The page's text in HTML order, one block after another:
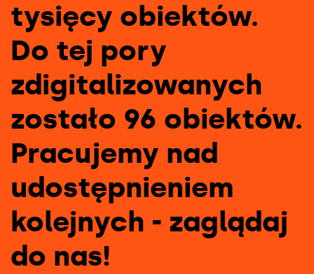
tysięcy obiektów.
Do tej pory
zdigitalizowanych
zostało 96 obiektów.
Pracujemy nad
udostępnieniem
kolejnych - zaglądaj
do nas!